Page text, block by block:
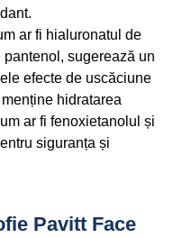
ar fi hialuronatul de
sugerează un
efecte de uscăciune
hidratarea
ar fi fenoxietanolul și
siguranța și
Pavitt Face